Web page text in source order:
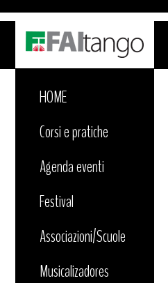
HOME
Corsi e pratiche
Agenda eventi
Festival
Associazioni/Scuole
Musicalizadores